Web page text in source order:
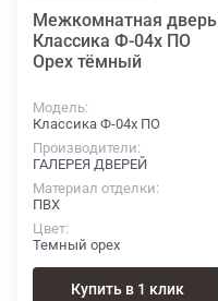
Межкомнатная дверь
Классика Ф-04х ПО
Орех тёмный
Модель
Классика Ф-04х ПО
Производители
ГАЛЕРЕЯ ДВЕРЕЙ
Материал отделки
ПВХ
Цвет
Темный орех
Купить в 1 клик